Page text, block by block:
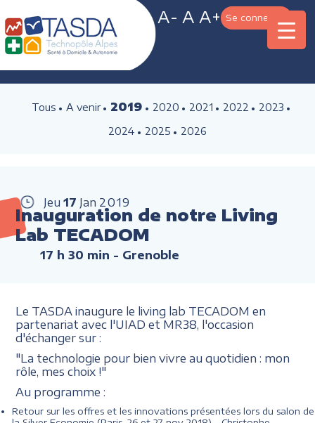
A- A A+ Se connecter
Tous A venir 2019 2020 2021 2022
2023
2024
2025 2026
Jeu 17 Jan 2019
Inauguration de notre Living
Lab TECADOM
17 h 30 min - Grenoble
Le TASDA inaugure le living lab TECADOM en
partenariat avec l'UIAD et MR38, l'occasion
d'échanger sur :
"La technologie pour bien vivre au quotidien : mon
rôle, mes choix !"
Au programme :
Retour sur les offres et les innovations présentées lors du salon de